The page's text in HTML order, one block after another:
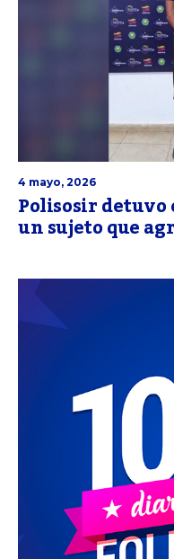
4 mayo, 2026
Polisosir detuvo
un sujeto que